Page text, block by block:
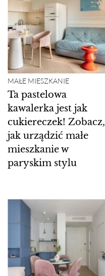
MAŁE MIESZKANIE
Ta pastelowa
kawalerka jest jak
cukiereczek! Zobacz,
jak urządzić małe
mieszkanie w
paryskim stylu